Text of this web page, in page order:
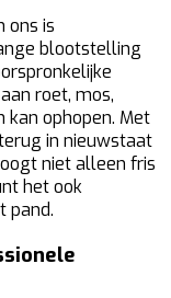
ons is
blootstelling
roet, mos,
ophopen. Met
in nieuwstaat
niet alleen fris
het ook
pand.